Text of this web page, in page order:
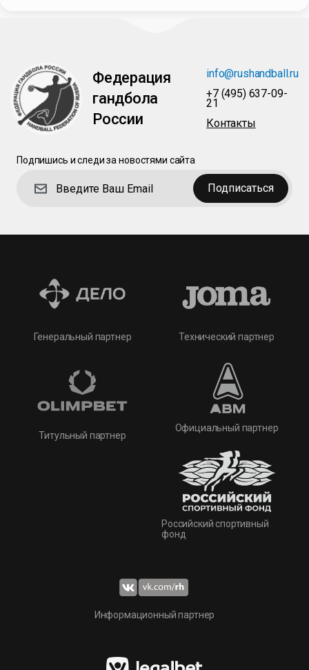
Федерация
гандбола
России
info@rushandball.ru
+7 (495) 637-09-
21
Контакты
Подпишись и следи за новостями сайта
Подписаться
Генеральный партнер
Титульный партнер
Технический партнер
Официальный партнер
Российский спортивный
фонд
Информационный партнер